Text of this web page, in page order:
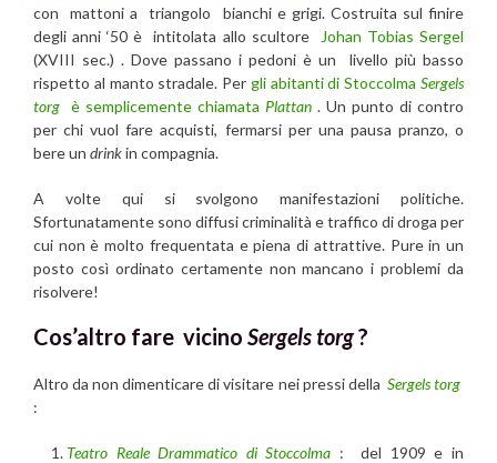
con mattoni a triangolo bianchi e grigi. Costruita sul finire
degli anni ‘50 è intitolata allo scultore
Johan Tobias Sergel
(XVIII sec.) . Dove passano i pedoni è un livello più basso
rispetto al manto stradale. Per gli abitanti di StoccolmaSergels
torg è semplicemente chiamata Plattan . Un punto di contro
per chi vuol fare acquisti, fermarsi per una pausa pranzo, o
bere un drinkin compagnia.
A volte qui si svolgono manifestazioni politiche.
Sfortunatamente sono diffusi criminalità e traffico di droga per
cui non è molto frequentata e piena di attrattive. Pure in un
posto così ordinato certamente non mancano i problemi da
risolvere!
Cos’altro fare vicino Sergels torg?
Altro da non dimenticare di visitare nei pressi della Sergels torg
:
Teatro Reale Drammatico di Stoccolma : del 1909 e in